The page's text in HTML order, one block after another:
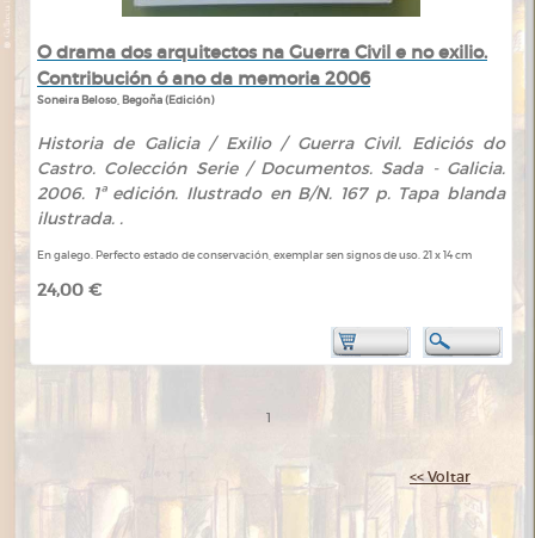
O drama dos arquitectos na Guerra Civil e no exilio.
Contribución ó ano da memoria 2006
Soneira Beloso, Begoña (Edición)
Historia de Galicia / Exilio / Guerra Civil. Ediciós do
Castro. Colección Serie / Documentos. Sada - Galicia.
2006. 1ª edición. Ilustrado en B/N. 167 p. Tapa blanda
ilustrada. .
En galego. Perfecto estado de conservación, exemplar sen signos de uso. 21 x 14 cm
24,00 €
1
<< Voltar